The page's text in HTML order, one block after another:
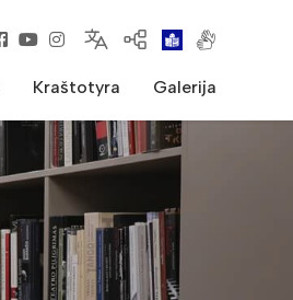
Kraštotyra Galerija